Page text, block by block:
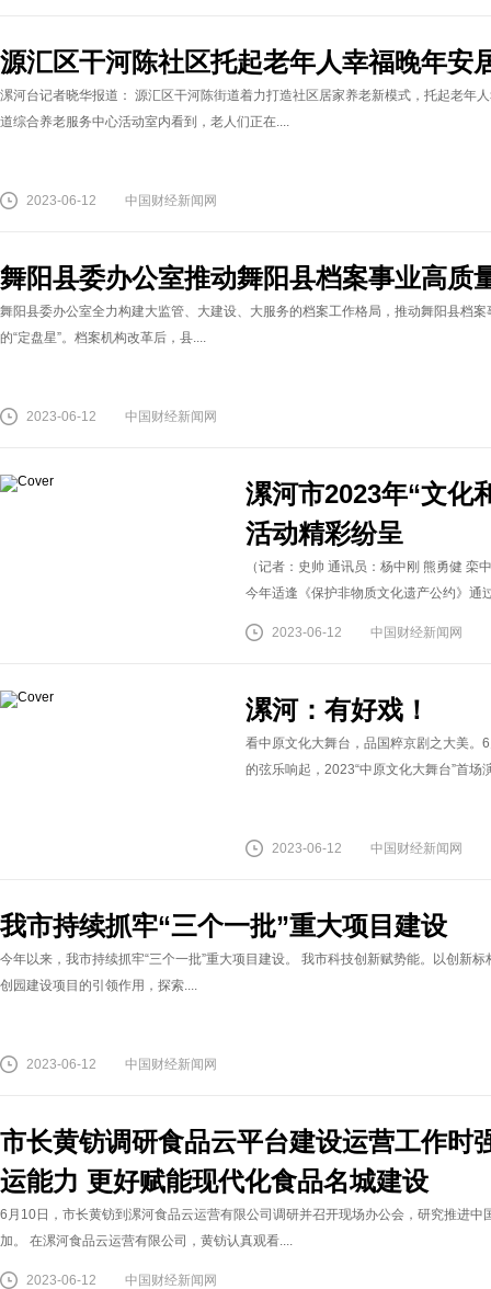
源汇区干河陈社区托起老年人幸福晚年安
漯河台记者晓华报道： 源汇区干河陈街道着力打造社区居家养老新模式，托起老年
道综合养老服务中心活动室内看到，老人们正在....
2023-06-12 中国财经新闻网
舞阳县委办公室推动舞阳县档案事业高质
舞阳县委办公室全力构建大监管、大建设、大服务的档案工作格局，推动舞阳县档
的“定盘星”。档案机构改革后，县....
2023-06-12 中国财经新闻网
漯河市2023年“文化
活动精彩纷呈
（记者：史帅 通讯员：杨中刚 熊勇健 栾
今年适逢《保护非物质文化遗产公约》通
2023-06-12 中国财经新闻网
漯河：有好戏！
看中原文化大舞台，品国粹京剧之大美。
的弦乐响起，2023“中原文化大舞台”首
2023-06-12 中国财经新闻网
我市持续抓牢“三个一批”重大项目建设
今年以来，我市持续抓牢“三个一批”重大项目建设。 我市科技创新赋势能。以创新
创园建设项目的引领作用，探索....
2023-06-12 中国财经新闻网
市长黄钫调研食品云平台建设运营工作时
运能力 更好赋能现代化食品名城建设
6月10日，市长黄钫到漯河食品云运营有限公司调研并召开现场办公会，研究推进
加。 在漯河食品云运营有限公司，黄钫认真观看....
2023-06-12 中国财经新闻网